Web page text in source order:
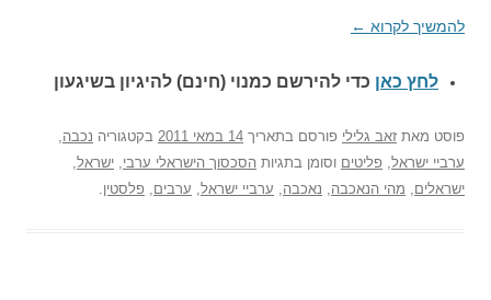
להמשיך לקרוא ←
לחץ כאן כדי להירשם כמנוי (חינם) להיגיון בשיגעון
פוסט מאת זאב גלילי פורסם בתאריך 14 במאי 2011 בקטגוריה נכבה,
ערביי ישראל, פליטים וסומן בתגיות הסכסוך הישראלי ערבי, ישראל,
ישראלים, מהי הנאכבה, נאכבה, ערביי ישראל, ערבים, פלסטין.